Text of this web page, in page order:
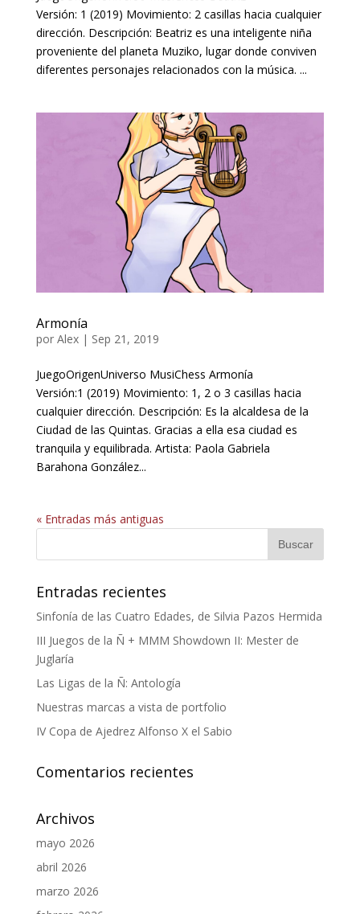
Versión: 1 (2019) Movimiento: 2 casillas hacia cualquier
dirección. Descripción: Beatriz es una inteligente niña
proveniente del planeta Muziko, lugar donde conviven
diferentes personajes relacionados con la música. ...
Armonía
por Alex| Sep 21, 2019
JuegoOrigenUniverso MusiChess Armonía
Versión:1 (2019) Movimiento: 1, 2 o 3 casillas hacia
cualquier dirección. Descripción: Es la alcaldesa de la
Ciudad de las Quintas. Gracias a ella esa ciudad es
tranquila y equilibrada. Artista: Paola Gabriela
Barahona González...
« Entradas más antiguas
Entradas recientes
Sinfonía de las Cuatro Edades, de Silvia Pazos Hermida
III Juegos de la Ñ + MMM Showdown II: Mester de
Juglaría
Las Ligas de la Ñ: Antología
Nuestras marcas a vista de portfolio
IV Copa de Ajedrez Alfonso X el Sabio
Comentarios recientes
Archivos
mayo 2026
abril 2026
marzo 2026